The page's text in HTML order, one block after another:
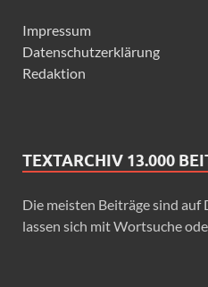
Impressum
Datenschutzerklärung
Redaktion
TEXTARCHIV 13.000
Die meisten Beiträge sind
lassen sich mit Wortsuche